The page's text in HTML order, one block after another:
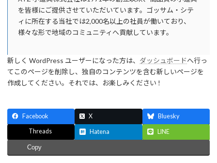
を皆様にご提供させていただいています。ゴッサム・シテ
ィに所在する当社では2,000名以上の社員が働いており、
様々な形で地域のコミュニティへ貢献しています。
新しく WordPress ユーザーになった方は、 ダッシュボードへ行っ
てこのページを削除し、独自のコンテンツを含む新しいページを
作成してください。それでは、お楽しみください !
Facebook X Bluesky
Threads Hatena LINE
Copy